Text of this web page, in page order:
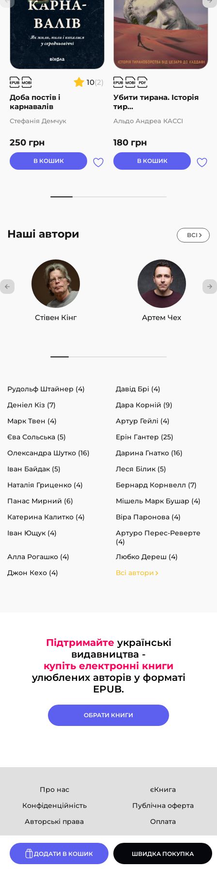
ДОДАТИ В КОШИК ШВИДКА ПОКУПКА
10(2)
Доба постів і
карнавалів
250 грн
Стефанія Демчук
В КОШИК
Убити тирана. Історія
тир...
180 грн
Альдо Андреа КАССІ
В КОШИК
Наші автори ВСІ
Стівен Кінг Артем Чех
Рудольф Штайнер (4)
Давід Брі (4)
Деніел Кіз (7)
Дара Корній (9)
Марк Твен (4)
Артур Гейлі (4)
Єва Сольська (5)
Ерін Гантер (25)
Олександра Шутко (16)
Дарина Гнатко (16)
Іван Байдак (5)
Леся Білик (5)
Наталія Гриценко (4)
Бернард Корнвелл (7)
Панас Мирний (6)
Мішель Марк Бушар (4)
Катерина Калитко (4)
Віра Паронова (4)
Іван Ющук (4)
Артуро Перес-Реверте
(4)
Алла Рогашко (4)
Любко Дереш (4)
Джон Кехо (4)
Всі автори
Підтримайте українські
видавництва -
купіть електронні книги
улюблених авторів у форматі
EPUB.
ОБРАТИ КНИГИ
Про нас
єКнига
Конфіденційність
Публічна оферта
Авторські права
Оплата